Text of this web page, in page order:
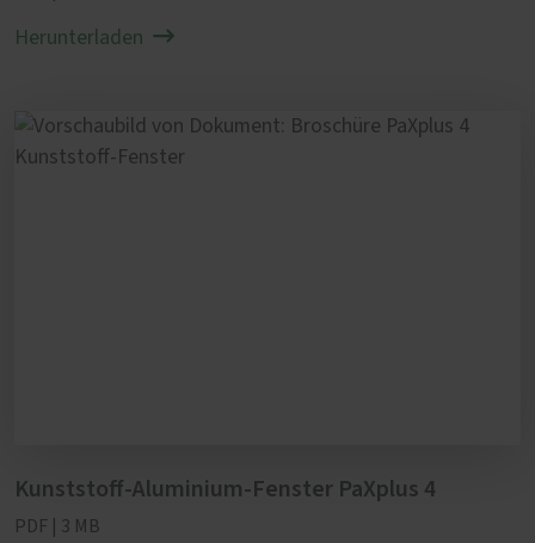
anvertrauen? Sprechen Sie uns an. Wir
Herunterladen
Kunststoff-Aluminium-Fenster PaXplus 4
PDF | 3 MB